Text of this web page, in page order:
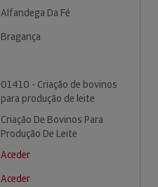
Alfandega Da Fé
Bragança
01410 - Criação de bovinos
para produção de leite
Criação De Bovinos Para
Produção De Leite
Aceder
Aceder